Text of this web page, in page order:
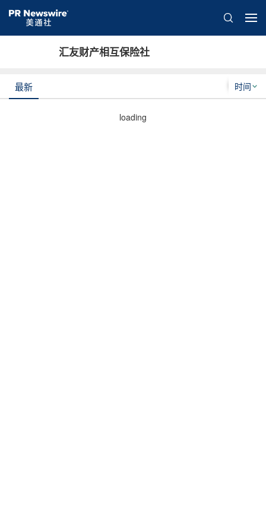
汇友财产相互保险社
时间
最新
loading